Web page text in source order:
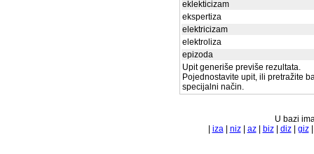
eklekticizam
ekspertiza
elektricizam
elektroliza
epizoda
Upit generiše previše rezultata.
Pojednostavite upit, ili pretražite
specijalni način.
U bazi
iza| niz| az| biz| diz| giz